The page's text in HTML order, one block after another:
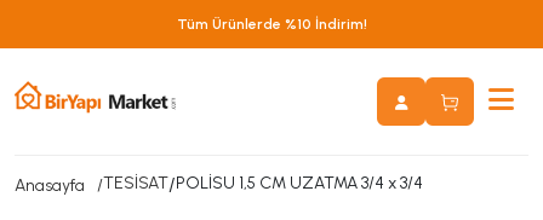
Tüm Ürünlerde %10 İndirim!
Anasayfa TESİSAT/POLİSU 1,5 CM UZATMA 3/4 x 3/4